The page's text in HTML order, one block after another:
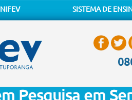
SISTEMA DE
Pesquisa em